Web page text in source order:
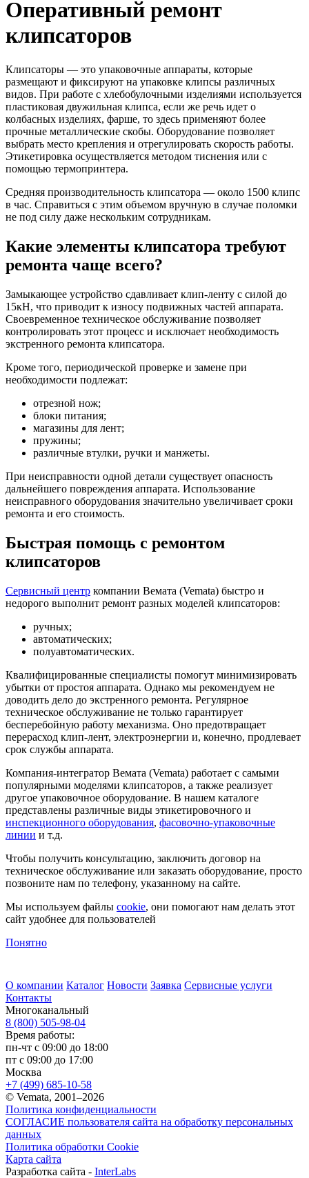
Оперативный ремонт
клипсаторов
Клипсаторы — это упаковочные аппараты, которые
размещают и фиксируют на упаковке клипсы различных
видов. При работе с хлебобулочными изделиями используется
пластиковая двужильная клипса, если же речь идет о
колбасных изделиях, фарше, то здесь применяют более
прочные металлические скобы. Оборудование позволяет
выбрать место крепления и отрегулировать скорость работы.
Этикетировка осуществляется методом тиснения или с
помощью термопринтера.
Средняя производительность клипсатора — около 1500 клипс
в час. Справиться с этим объемом вручную в случае поломки
не под силу даже нескольким сотрудникам.
Какие элементы клипсатора требуют
ремонта чаще всего?
Замыкающее устройство сдавливает клип-ленту с силой до
15кН, что приводит к износу подвижных частей аппарата.
Своевременное техническое обслуживание позволяет
контролировать этот процесс и исключает необходимость
экстренного ремонта клипсатора.
Кроме того, периодической проверке и замене при
необходимости подлежат:
отрезной нож;
блоки питания;
магазины для лент;
пружины;
различные втулки, ручки и манжеты.
При неисправности одной детали существует опасность
дальнейшего повреждения аппарата. Использование
неисправного оборудования значительно увеличивает сроки
ремонта и его стоимость.
Быстрая помощь с ремонтом
клипсаторов
Сервисный центр компании Вемата (Vemata) быстро и
недорого выполнит ремонт разных моделей клипсаторов:
ручных;
автоматических;
полуавтоматических.
Квалифицированные специалисты помогут минимизировать
убытки от простоя аппарата. Однако мы рекомендуем не
доводить дело до экстренного ремонта. Регулярное
техническое обслуживание не только гарантирует
бесперебойную работу механизма. Оно предотвращает
перерасход клип-лент, электроэнергии и, конечно, продлевает
срок службы аппарата.
Компания-интегратор Вемата (Vemata) работает с самыми
популярными моделями клипсаторов, а также реализует
другое упаковочное оборудование. В нашем каталоге
представлены различные виды этикетировочного и
инспекционного оборудования, фасовочно-упаковочные
линии и т.д.
Чтобы получить консультацию, заключить договор на
техническое обслуживание или заказать оборудование, просто
позвоните нам по телефону, указанному на сайте.
Мы используем файлы cookie, они помогают нам делать этот
сайт удобнее для пользователей
Понятно
О компании Каталог Новости Заявка Сервисные услуги
Контакты
Многоканальный
8 (800) 505-98-04
Время работы:
пн-чт с 09:00 до 18:00
пт с 09:00 до 17:00
Москва
+7 (499) 685-10-58
© Vemata, 2001–2026
Политика конфиденциальности
СОГЛАСИЕ пользователя сайта на обработку персональных
данных
Политика обработки Cookie
Карта сайта
Разработка сайта - InterLabs